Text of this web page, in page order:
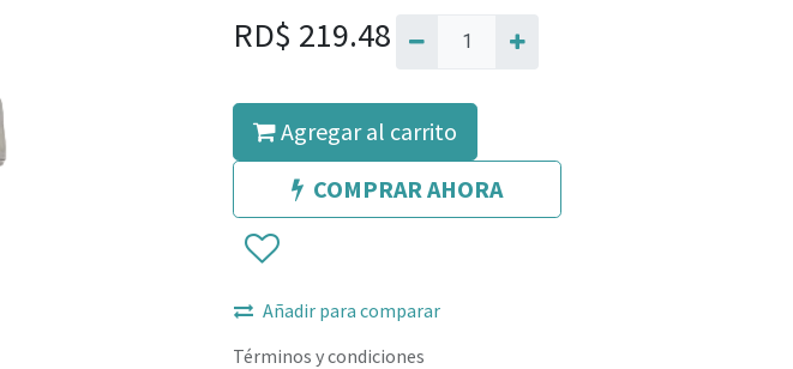
RD$ 219.48
Agregar al carrito
COMPRAR AHORA
Añadir para comparar
Términos y condiciones